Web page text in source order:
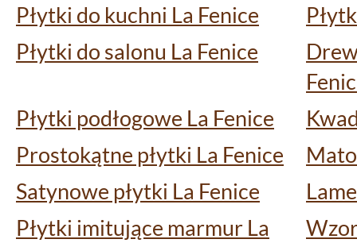
Płytki do kuchni La Fenice
Płytki do salonu La Fenice
Płytki podłogowe La Fenice
Prostokątne płytki La Fenice
Satynowe płytki La Fenice
Płytki imitujące marmur La